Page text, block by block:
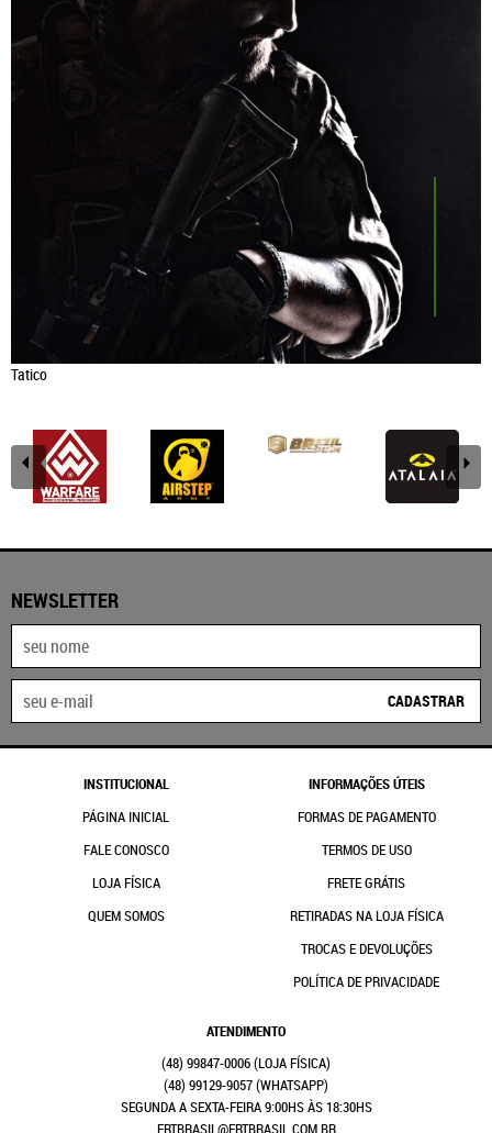
Tatico
NEWSLETTER
CADASTRAR
INSTITUCIONAL
PÁGINA INICIAL
FALE CONOSCO
LOJA FÍSICA
QUEM SOMOS
INFORMAÇÕES ÚTEIS
FORMAS DE PAGAMENTO
TERMOS DE USO
FRETE GRÁTIS
RETIRADAS NA LOJA FÍSICA
TROCAS E DEVOLUÇÕES
POLÍTICA DE PRIVACIDADE
ATENDIMENTO
(48) 99847-0006
(48) 99129-9057(WHATSAPP)
SEGUNDA A SEXTA-FEIRA 9:00HS ÀS 18:30HS
FRTBRASIL@FRTBRASIL.COM.BR